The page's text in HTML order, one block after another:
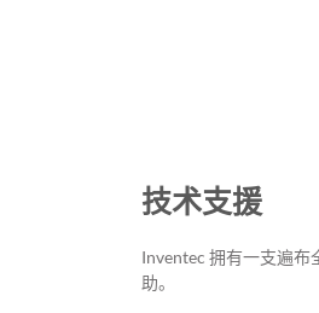
技术支援
Inventec 拥有一支遍布
助。